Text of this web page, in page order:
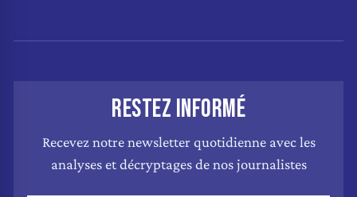
RESTEZ INFORMÉ
Recevez notre newsletter quotidienne avec les
analyses et décryptages de nos journalistes